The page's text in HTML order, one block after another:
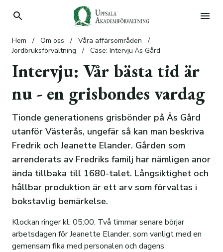
Hyr bostad
Hyresgäst
Våra hyresfastigheter
Lilla Sunnersta
Planskisser
Bilder på lägenheterna
Kronåsen
Planlösningar
Information
Vanliga frågor
Information om bostadskön
Hyr lokal
Lediga lokaler
Lantligt belägna tomter i Taxinge
Skogstorp Eskilstuna
Lena-Ekeby utanför Vattholma
Stiftelser
Stipendier
Donera
Donera
Forskning och framsteg
Case: Elsa Eschelsson Stiftelse
Case: Stiftelsen Lennart och Kerstin Holms
stipendiefond för mykologisk forskning
Om oss
Våra affärsområden
Stadsfastighetsförvaltning
Alla fastigheter
Personal
Norra Sunnersta
Skogsförvaltning
Certifiering
Upplåtelser
Jordbruksförvaltning
Strukturomvandling
Hem / Om oss / Våra affärsområden
/
Jordbruksförvaltning
/ Case: Intervju Äs Gård
Intervju: Vår bästa tid är
nu - en grisbondes vardag
Tionde generationens grisbönder på Äs Gård
utanför Västerås, ungefär så kan man beskriva
Fredrik och Jeanette Elander. Gården som
arrenderats av Fredriks familj har nämligen anor
ända tillbaka till 1680-talet. Långsiktighet och
hållbar produktion är ett arv som förvaltas i
bokstavlig bemärkelse.
Klockan ringer kl. 05:00. Två timmar senare börjar
arbetsdagen för Jeanette Elander, som vanligt med en
gemensam fika med personalen och dagens